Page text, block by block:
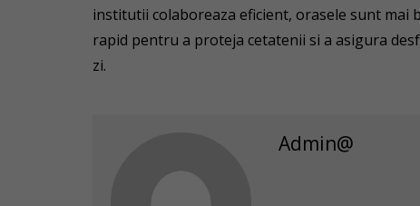
institutii colaboreaza eficient, orasele sunt mai
rapid pentru a proteja cetatenii si a asigura
zi.
Admin@